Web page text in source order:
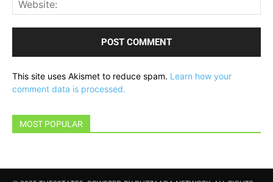
This site uses Akismet to reduce spam. Learn how your
comment data is processed.
MOST POPULAR